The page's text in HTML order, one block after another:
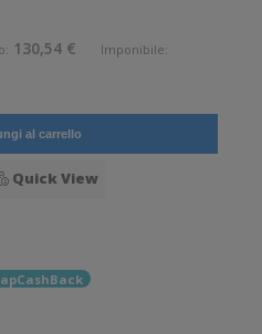
in carta con adesivo
19 mm. Diametro esterno: 54
130,54 € Imponibile:
al carrello
Quick View